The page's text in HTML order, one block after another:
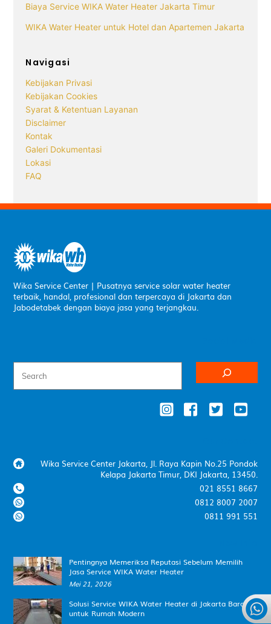
Biaya Service WIKA Water Heater Jakarta Timur
WIKA Water Heater untuk Hotel dan Apartemen Jakarta
Navigasi
Kebijakan Privasi
Kebijakan Cookies
Syarat & Ketentuan Layanan
Disclaimer
Kontak
Galeri Dokumentasi
Lokasi
FAQ
Wika Service Center | Pusatnya service solar water heater
terbaik, handal, profesional dan terpercaya di Jakarta dan
Jabodetabek dengan biaya jasa yang terjangkau.
Wika Service Center Jakarta, Jl. Raya Kapin No.25 Pondok
Kelapa Jakarta Timur, DKI Jakarta, 13450.
021 8551 8667
0812 8007 2007
0811 991 551
Pentingnya Memeriksa Reputasi Sebelum Memilih
Jasa Service WIKA Water Heater
Mei 21, 2026
Solusi Service WIKA Water Heater di Jakarta Barat
untuk Rumah Modern